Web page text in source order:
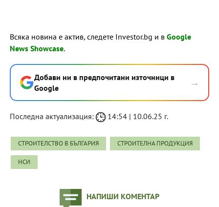
Всяка новина е актив, следете Investor.bg и в Google
News Showcase.
Добави ни в предпочитани източници в
Google
→
Последна актуализация: 14:54 | 10.06.25 г.
СТРОИТЕЛСТВО В БЪЛГАРИЯ СТРОИТЕЛНА ПРОДУКЦИЯ
НСИ
НАПИШИ КОМЕНТАР